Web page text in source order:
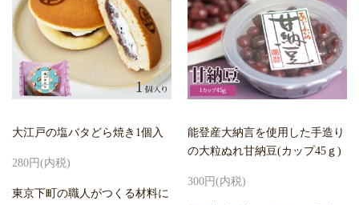
大江戸の塩バタどら焼き1個入
280円(内税)
東京下町の職人がつくる材料に
能登産大納言を使用した手造り
の大粒ぬれ甘納豆(カップ45ｇ)
300円(内税)